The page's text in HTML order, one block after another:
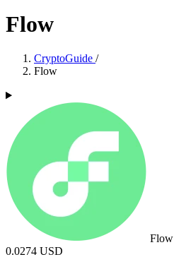
Flow
CryptoGuide /
Flow
Flow
0.0274 USD